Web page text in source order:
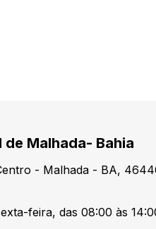
Malhada- Bahia
- Malhada - BA,
feira, das 08:00 às